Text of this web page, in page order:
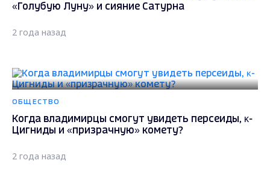
«Голубую Луну» и сияние Сатурна
2 года назад
ОБЩЕСТВО
Когда владимирцы смогут увидеть персеиды, κ-
Цигниды и «призрачную» комету?
2 года назад